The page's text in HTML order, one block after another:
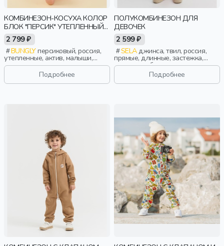
КОМБИНЕЗОН-КОСУХА КОЛОР
БЛОК "ПЕРСИК" УТЕПЛЕННЫЙ
0+
2 799 ₽
BUNGLYперсиковый, россия,
утепленные, актив, малыши,
дети
Подробнее
ПОЛУКОМБИНЕЗОН ДЛЯ
ДЕВОЧЕК
2 599 ₽
SELAджинса, твил, россия,
прямые, длинные, застежка,
кнопки, свободные, прорези,
принт, карман, девочки, дети
Подробнее